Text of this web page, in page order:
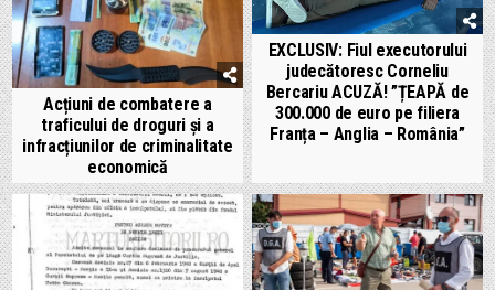
Acțiuni de combatere a
traficului de droguri și a
infracțiunilor de criminalitate
economică
EXCLUSIV: Fiul executorului
judecătoresc Corneliu
Bercariu ACUZĂ! ”ȚEAPĂ de
300.000 de euro pe filiera
Franța – Anglia – România”